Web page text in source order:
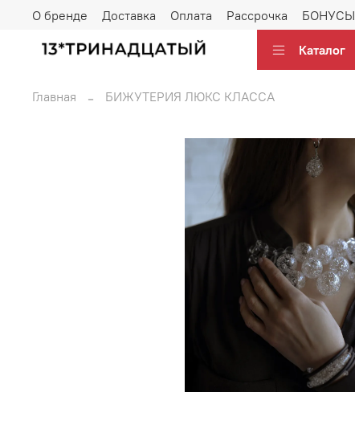
О бренде Доставка Оплата Рассрочка БОНУСЫ
Каталог
Главная БИЖУТЕРИЯ ЛЮКС КЛАССА